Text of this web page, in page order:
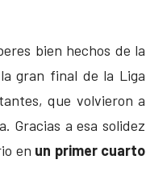
bien hechos de la
gran final de la Liga
que volvieron a
Gracias a esa solidez
en un primer cuarto